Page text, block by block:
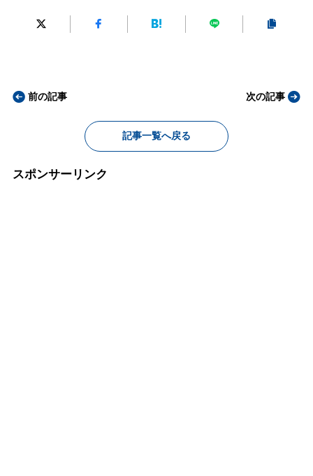
前の記事
記事一覧へ戻る
次の記事
スポンサーリンク